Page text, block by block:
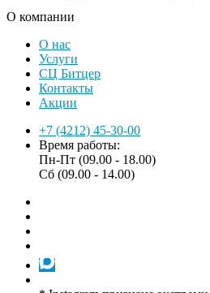
О компании
О нас
Услуги
СЦ Битцер
Контакты
Акции
+7 (4212) 45-30-00
Время работы:
Пн-Пт (09.00 - 18.00)
Сб (09.00 - 14.00)